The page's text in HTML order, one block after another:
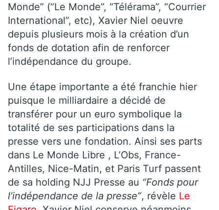
Monde” (“Le Monde”, “Télérama”, “Courrier
International”, etc), Xavier Niel oeuvre
depuis plusieurs mois à la création d’un
fonds de dotation afin de renforcer
l’indépendance du groupe.
Une étape importante a été franchie hier
puisque le milliardaire a décidé de
transférer pour un euro symbolique la
totalité de ses participations dans la
presse vers une fondation. Ainsi ses parts
dans Le Monde Libre , L’Obs, France-
Antilles, Nice-Matin, et Paris Turf passent
de sa holding NJJ Presse au “Fonds pour
l’indépendance de la presse”, révèle Le